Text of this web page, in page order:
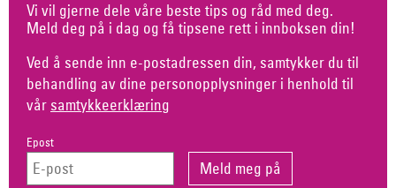
Vi vil gjerne dele våre beste tips og råd med deg.
Meld deg på i dag og få tipsene rett i innboksen din!
Ved å sende inn e-postadressen din, samtykker du til
behandling av dine personopplysninger i henhold til
vår samtykkeerklæring
Epost